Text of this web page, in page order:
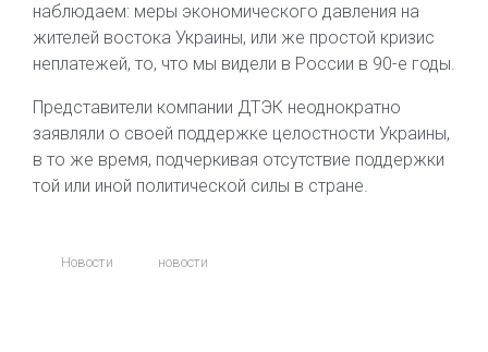
наблюдаем: меры экономического давления на
жителей востока Украины, или же простой кризис
неплатежей, то, что мы видели в России в 90-е годы.
Представители компании ДТЭК неоднократно
заявляли о своей поддержке целостности Украины,
в то же время, подчеркивая отсутствие поддержки
той или иной политической силы в стране.
Новости новости